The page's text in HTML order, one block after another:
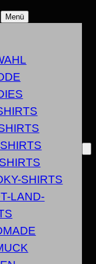
Menü
SHIRTS
LAND-